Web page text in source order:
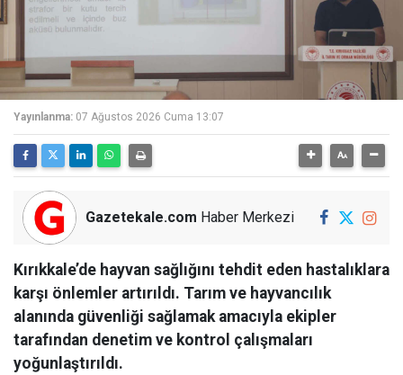
Yayınlanma: 07 Ağustos 2026 Cuma 13:07
Gazetekale.com Haber Merkezi
Kırıkkale’de hayvan sağlığını tehdit eden hastalıklara
karşı önlemler artırıldı. Tarım ve hayvancılık
alanında güvenliği sağlamak amacıyla ekipler
tarafından denetim ve kontrol çalışmaları
yoğunlaştırıldı.